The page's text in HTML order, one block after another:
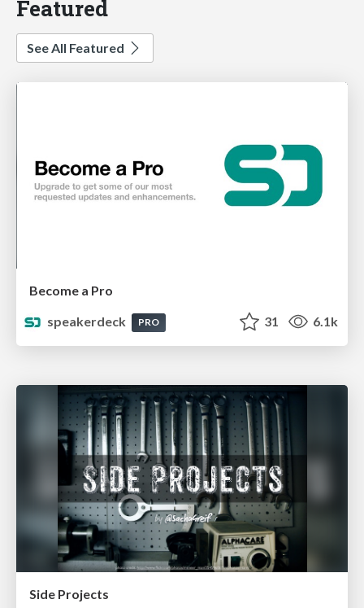
Featured
See All Featured
Become a Pro
speakerdeck
PRO 31 6.1k
Side Projects